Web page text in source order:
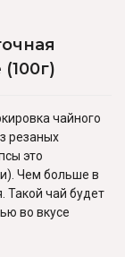
чайного
резаных
это
Чем больше в
Такой чай будет
во вкусе